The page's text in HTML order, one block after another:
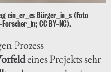
ein_er_es Bürger_in_s (Foto
CC BY-NC).
Prozess
eines Projekts sehr